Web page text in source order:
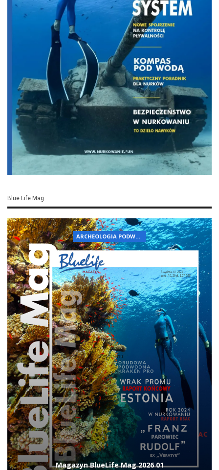
Blue Life Mag
ARCHEOLOGIA PODWODNA
Magazyn BlueLife Mag 2026 01